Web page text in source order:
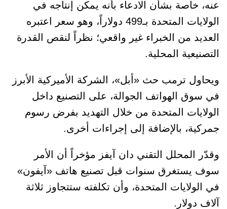
عنه، خاصة بشأن الادعاء بأنه يمكن إنتاجه في
الولايات المتحدة بـ499 دولاراً، وهو سعر اعتبره
العديد من الخبراء غير واقعي؛ نظراً لنقص القدرة
التصنيعية المحلية.
ويحاول ترمب حث «أبل»، الشركة الأميركية الأبرز
في سوق الهواتف الجوالة، على التصنيع داخل
الولايات المتحدة من خلال التهديد بفرض رسوم
جمركية، بالإضافة إلى إجراءات أخرى.
وقدّر المحلل التقني دان آيفز مؤخراً أن الأمر
سوف يستغرق سنوات قبل تصنيع هاتف «آيفون»
في الولايات المتحدة، وأن تكلفته ستتجاوز ثلاثة
آلاف دولار.